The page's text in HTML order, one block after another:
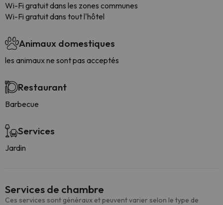
Wi-Fi gratuit dans les zones communes
Wi-Fi gratuit dans tout l'hôtel
Animaux domestiques
les animaux ne sont pas acceptés
Restaurant
Barbecue
Services
Jardin
Services de chambre
Ces services sont généraux et peuvent varier selon le type de